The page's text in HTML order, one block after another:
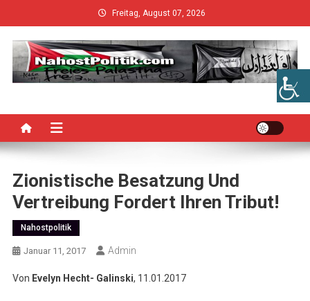
to
content
Freitag, August 07, 2026
Zionistische Besatzung Und
Vertreibung Fordert Ihren Tribut!
Nahostpolitik
Januar 11, 2017 Admin
Von Evelyn Hecht- Galinski, 11.01.2017